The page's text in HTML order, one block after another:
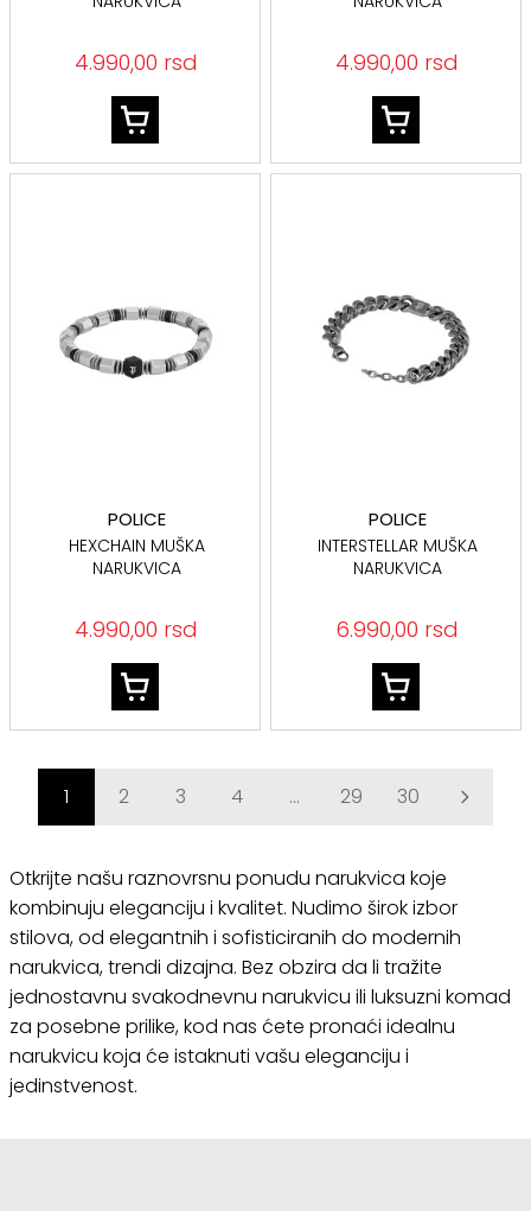
4.990,00 rsd 4.990,00 rsd
POLICE
HEXCHAIN MUŠKA
NARUKVICA
4.990,00 rsd
POLICE
INTERSTELLAR MUŠKA
NARUKVICA
6.990,00 rsd
1 2 3 4 ... 29 30
Otkrijte našu raznovrsnu ponudu narukvica koje
kombinuju eleganciju i kvalitet. Nudimo širok izbor
stilova, od elegantnih i sofisticiranih do modernih
narukvica, trendi dizajna. Bez obzira da li tražite
jednostavnu svakodnevnu narukvicu ili luksuzni komad
za posebne prilike, kod nas ćete pronaći idealnu
narukvicu koja će istaknuti vašu eleganciju i
jedinstvenost.